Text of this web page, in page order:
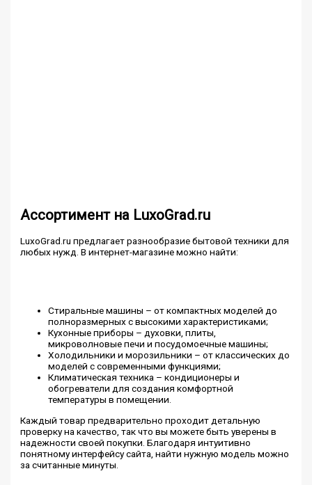
Ассортимент на LuxoGrad.ru
LuxoGrad.ru предлагает разнообразие бытовой техники для
любых нужд. В интернет-магазине можно найти:
Стиральные машины – от компактных моделей до
полноразмерных с высокими характеристиками;
Кухонные приборы – духовки, плиты,
микроволновые печи и посудомоечные машины;
Холодильники и морозильники – от классических до
моделей с современными функциями;
Климатическая техника – кондиционеры и
обогреватели для создания комфортной
температуры в помещении.
Каждый товар предварительно проходит детальную
проверку на качество, так что вы можете быть уверены в
надежности своей покупки. Благодаря интуитивно
понятному интерфейсу сайта, найти нужную модель можно
за считанные минуты.